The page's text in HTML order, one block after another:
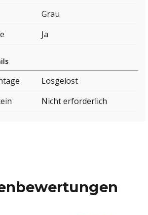
Grau
Ja
Losgelöst
Nicht erforderlich